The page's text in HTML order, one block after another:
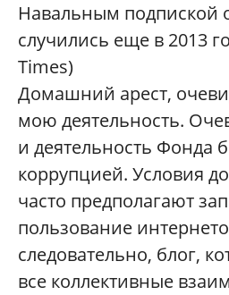
Навальным подпиской
случились еще в 2013
Times)
Домашний арест,
мою деятельность.
и деятельность Фонда
коррупцией. Условия
часто предполагают
пользование
следовательно, блог,
все коллективные